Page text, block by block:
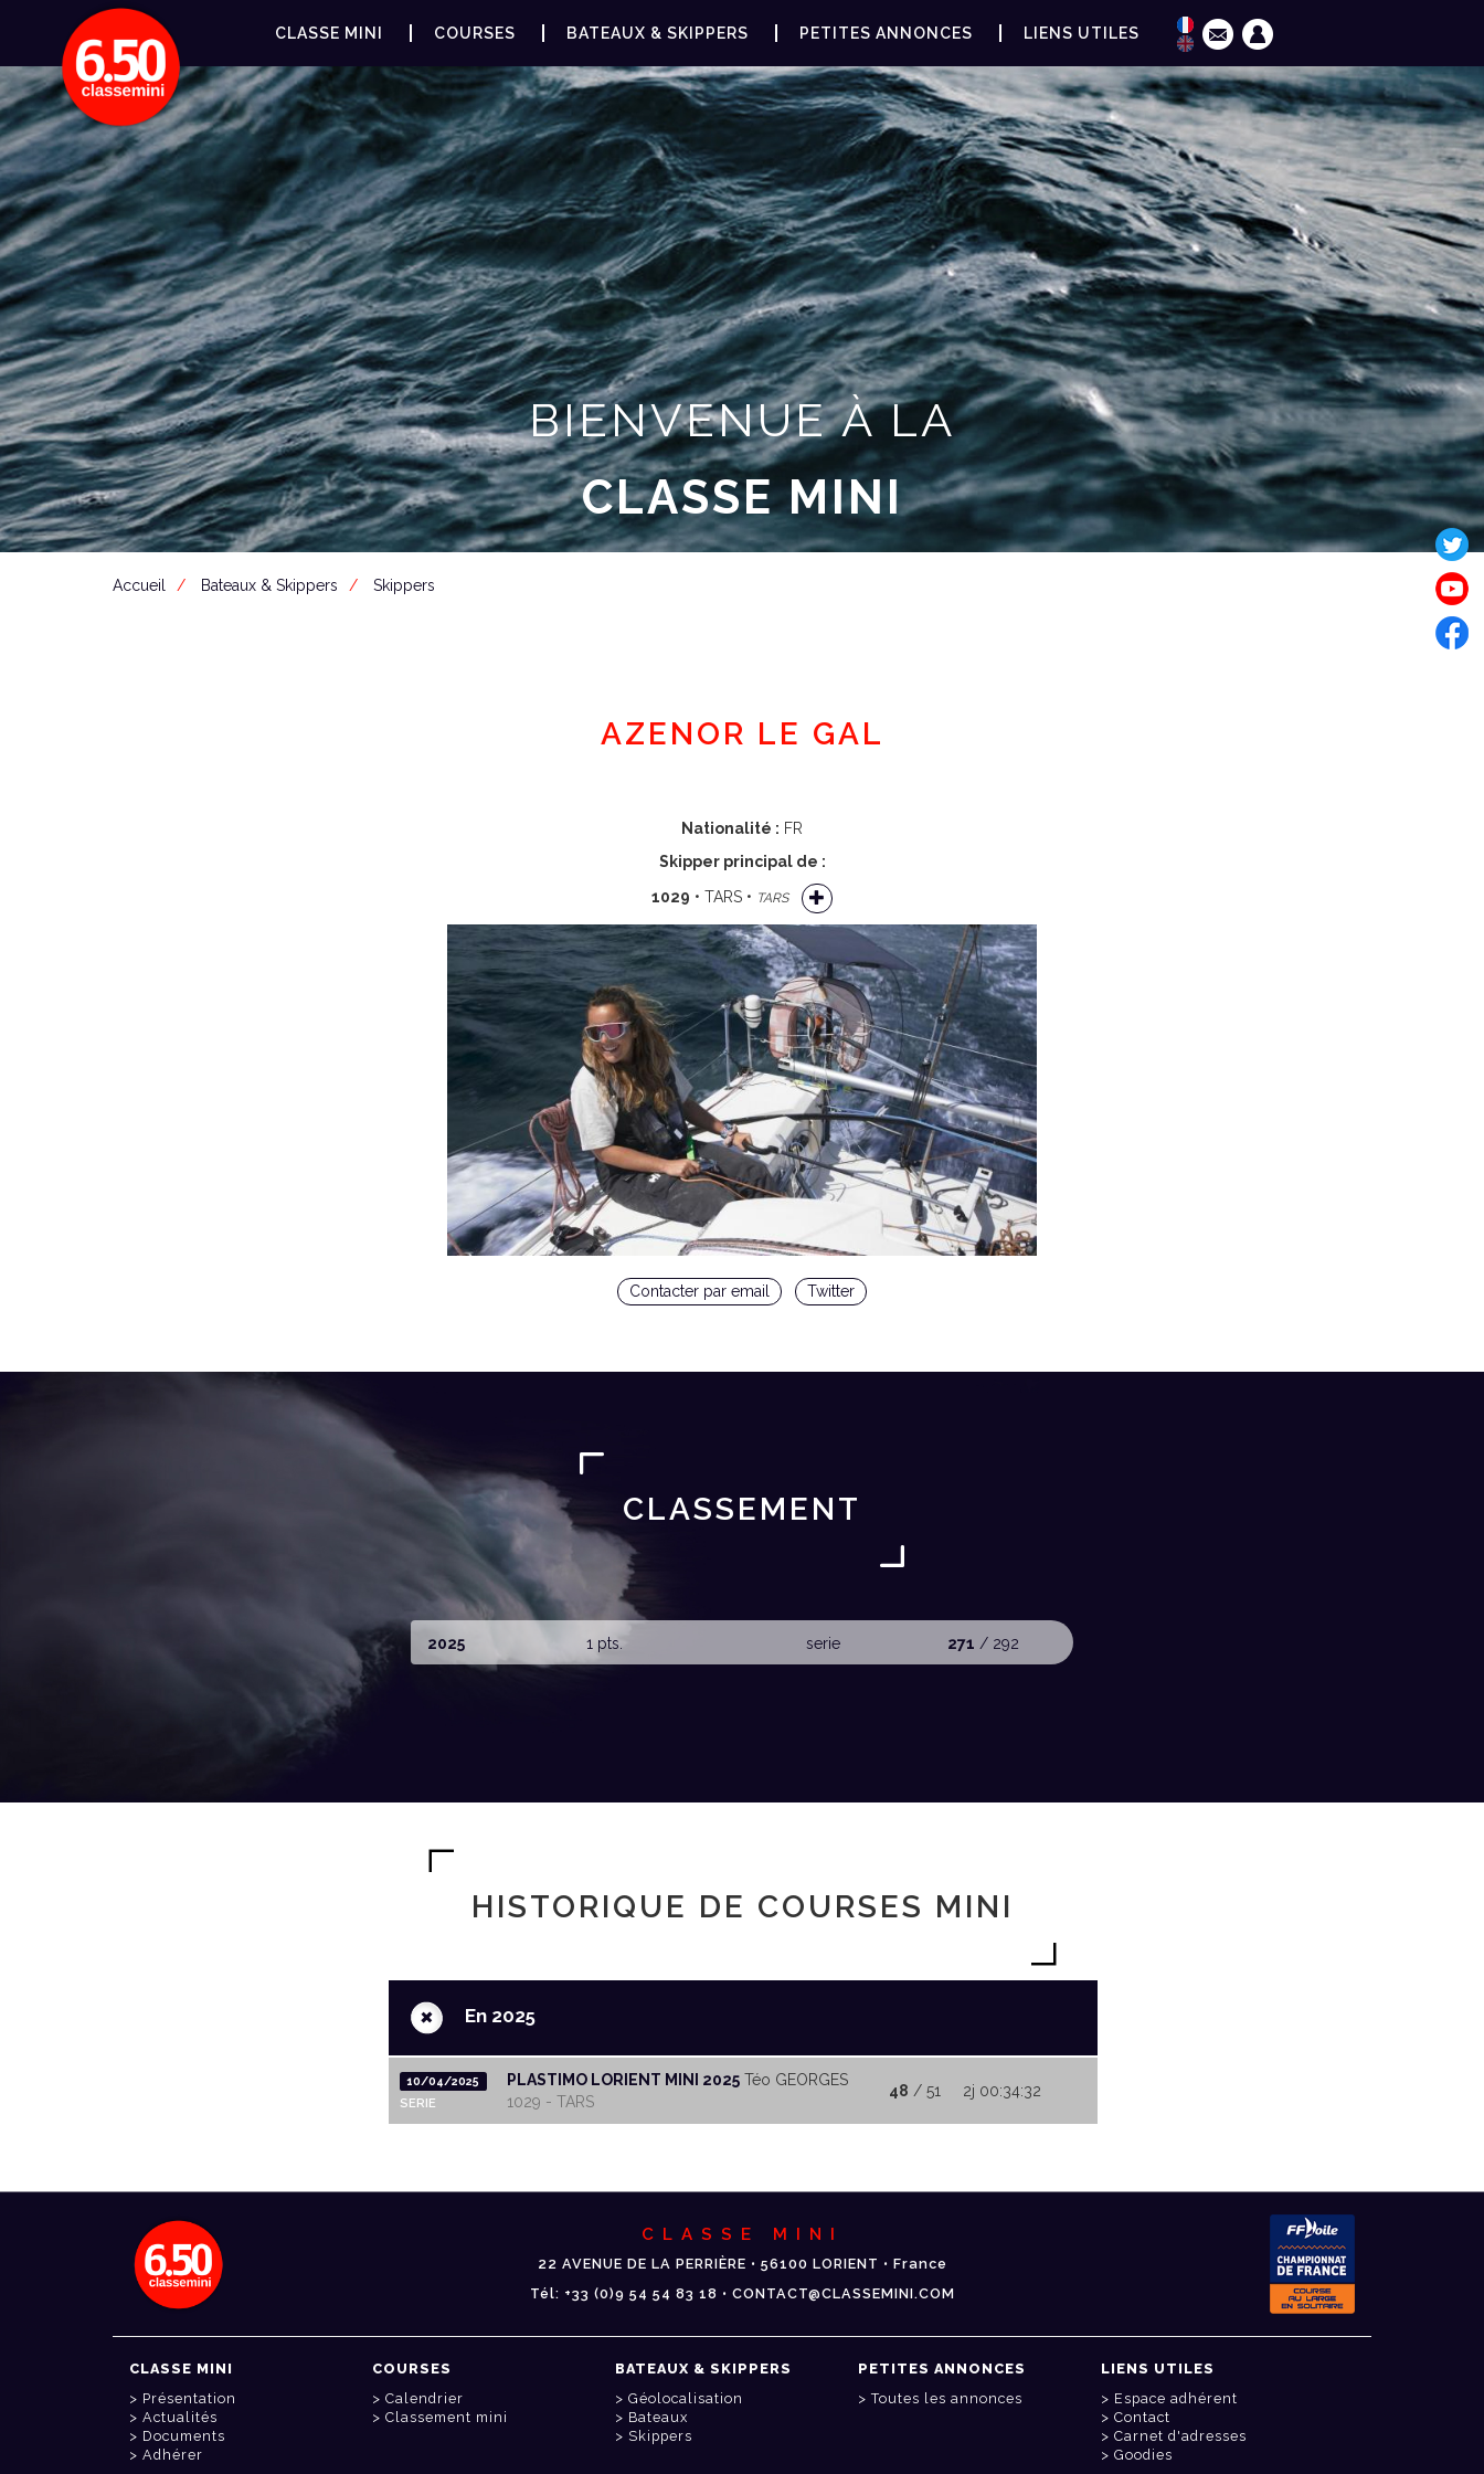
CLASSE MINI COURSES BATEAUX & SKIPPERS PETITES ANNONCES LIENS UTILES
BIENVENUE À LA
CLASSE MINI
Accueil Bateaux & Skippers Skippers
AZENOR LE GAL
Nationalité : FR
Skipper principal de :
1029 • TARS • TARS
Contacter par email Twitter
CLASSEMENT
2025 1 pts. serie 271 / 292
HISTORIQUE DE COURSES MINI
+ En 2025
10/04/2025
SERIE
PLASTIMO LORIENT MINI 2025 Téo GEORGES
1029 - TARS
48 / 51 2j 00:34:32
CLASSE MINI
22 AVENUE DE LA PERRIÈRE • 56100 LORIENT • France
Tél: +33 (0)9 54 54 83 18 • CONTACT@CLASSEMINI.COM
CLASSE MINI
Présentation
Actualités
Documents
Adhérer
COURSES
Calendrier
Classement mini
BATEAUX & SKIPPERS
Géolocalisation
Bateaux
Skippers
PETITES ANNONCES
Toutes les annonces
LIENS UTILES
Espace adhérent
Contact
Carnet d'adresses
Goodies